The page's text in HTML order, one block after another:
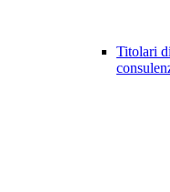
Titolari